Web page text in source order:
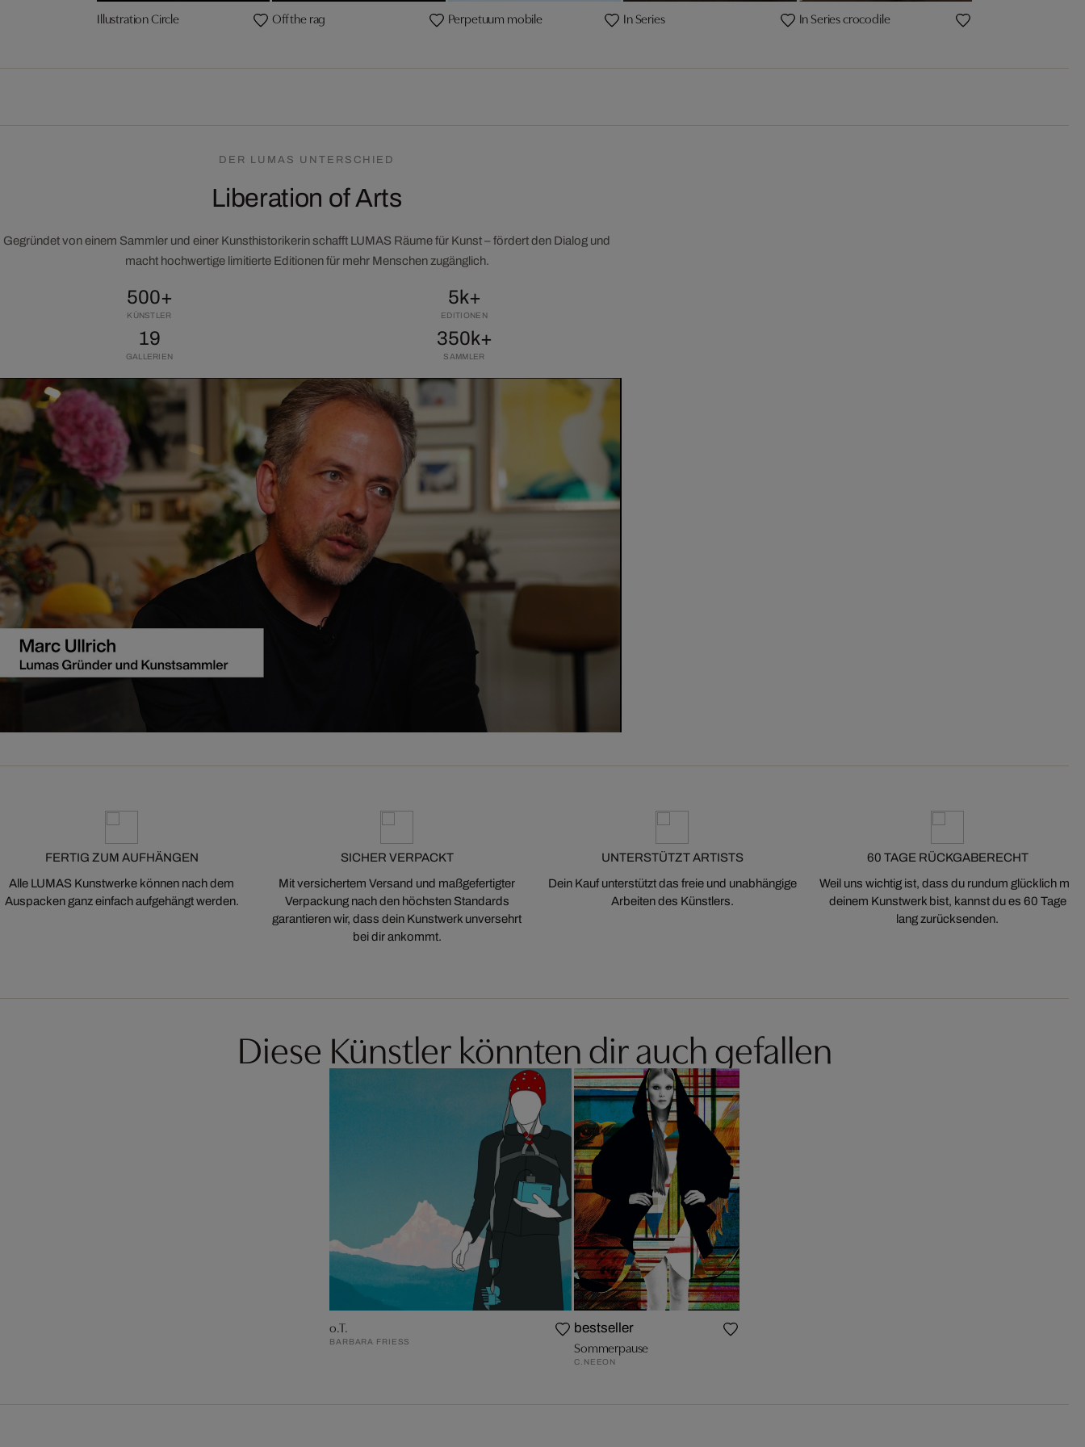
Illustration Circle Off the rag Perpetuum mobile In Series In Series crocodile
DER LUMAS UNTERSCHIED
Liberation of Arts
Gegründet von einem Sammler und einer Kunsthistorikerin schafft LUMAS Räume für Kunst – fördert den Dialog und
macht hochwertige limitierte Editionen für mehr Menschen zugänglich.
500+
KÜNSTLER
5k+
EDITIONEN
19
GALLERIEN
350k+
SAMMLER
FERTIG ZUM AUFHÄNGEN
Alle LUMAS Kunstwerke können nach dem
Auspacken ganz einfach aufgehängt werden.
SICHER VERPACKT
Mit versichertem Versand und maßgefertigter
Verpackung nach den höchsten Standards
garantieren wir, dass dein Kunstwerk unversehrt
bei dir ankommt.
UNTERSTÜTZT ARTISTS
Dein Kauf unterstützt das freie und unabhängige
Arbeiten des Künstlers.
60 TAGE RÜCKGABERECHT
Weil uns wichtig ist, dass du rundum glücklich mit
deinem Kunstwerk bist, kannst du es 60 Tage
lang zurücksenden.
Diese Künstler könnten dir auch gefallen
o.T.
BARBARA FRIESS
bestseller
Sommerpause
C.NEEON